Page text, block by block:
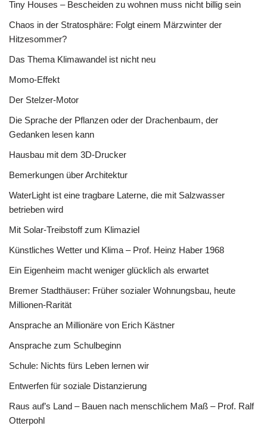
Tiny Houses – Bescheiden zu wohnen muss nicht billig sein
Chaos in der Stratosphäre: Folgt einem Märzwinter der
Hitzesommer?
Das Thema Klimawandel ist nicht neu
Momo-Effekt
Der Stelzer-Motor
Die Sprache der Pflanzen oder der Drachenbaum, der
Gedanken lesen kann
Hausbau mit dem 3D-Drucker
Bemerkungen über Architektur
WaterLight ist eine tragbare Laterne, die mit Salzwasser
betrieben wird
Mit Solar-Treibstoff zum Klimaziel
Künstliches Wetter und Klima – Prof. Heinz Haber 1968
Ein Eigenheim macht weniger glücklich als erwartet
Bremer Stadthäuser: Früher sozialer Wohnungsbau, heute
Millionen-Rarität
Ansprache an Millionäre von Erich Kästner
Ansprache zum Schulbeginn
Schule: Nichts fürs Leben lernen wir
Entwerfen für soziale Distanzierung
Raus auf’s Land – Bauen nach menschlichem Maß – Prof. Ralf
Otterpohl